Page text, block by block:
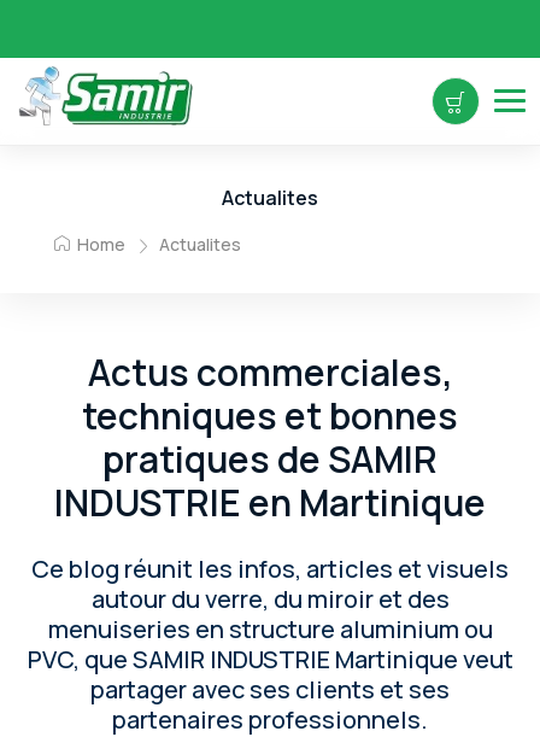
Actualites
Home Actualites
Actus commerciales,
techniques et bonnes
pratiques de SAMIR
INDUSTRIE en Martinique
Ce blog réunit les infos, articles et visuels
autour du verre, du miroir et des
menuiseries en structure aluminium ou
PVC, que SAMIR INDUSTRIE Martinique veut
partager avec ses clients et ses
partenaires professionnels.